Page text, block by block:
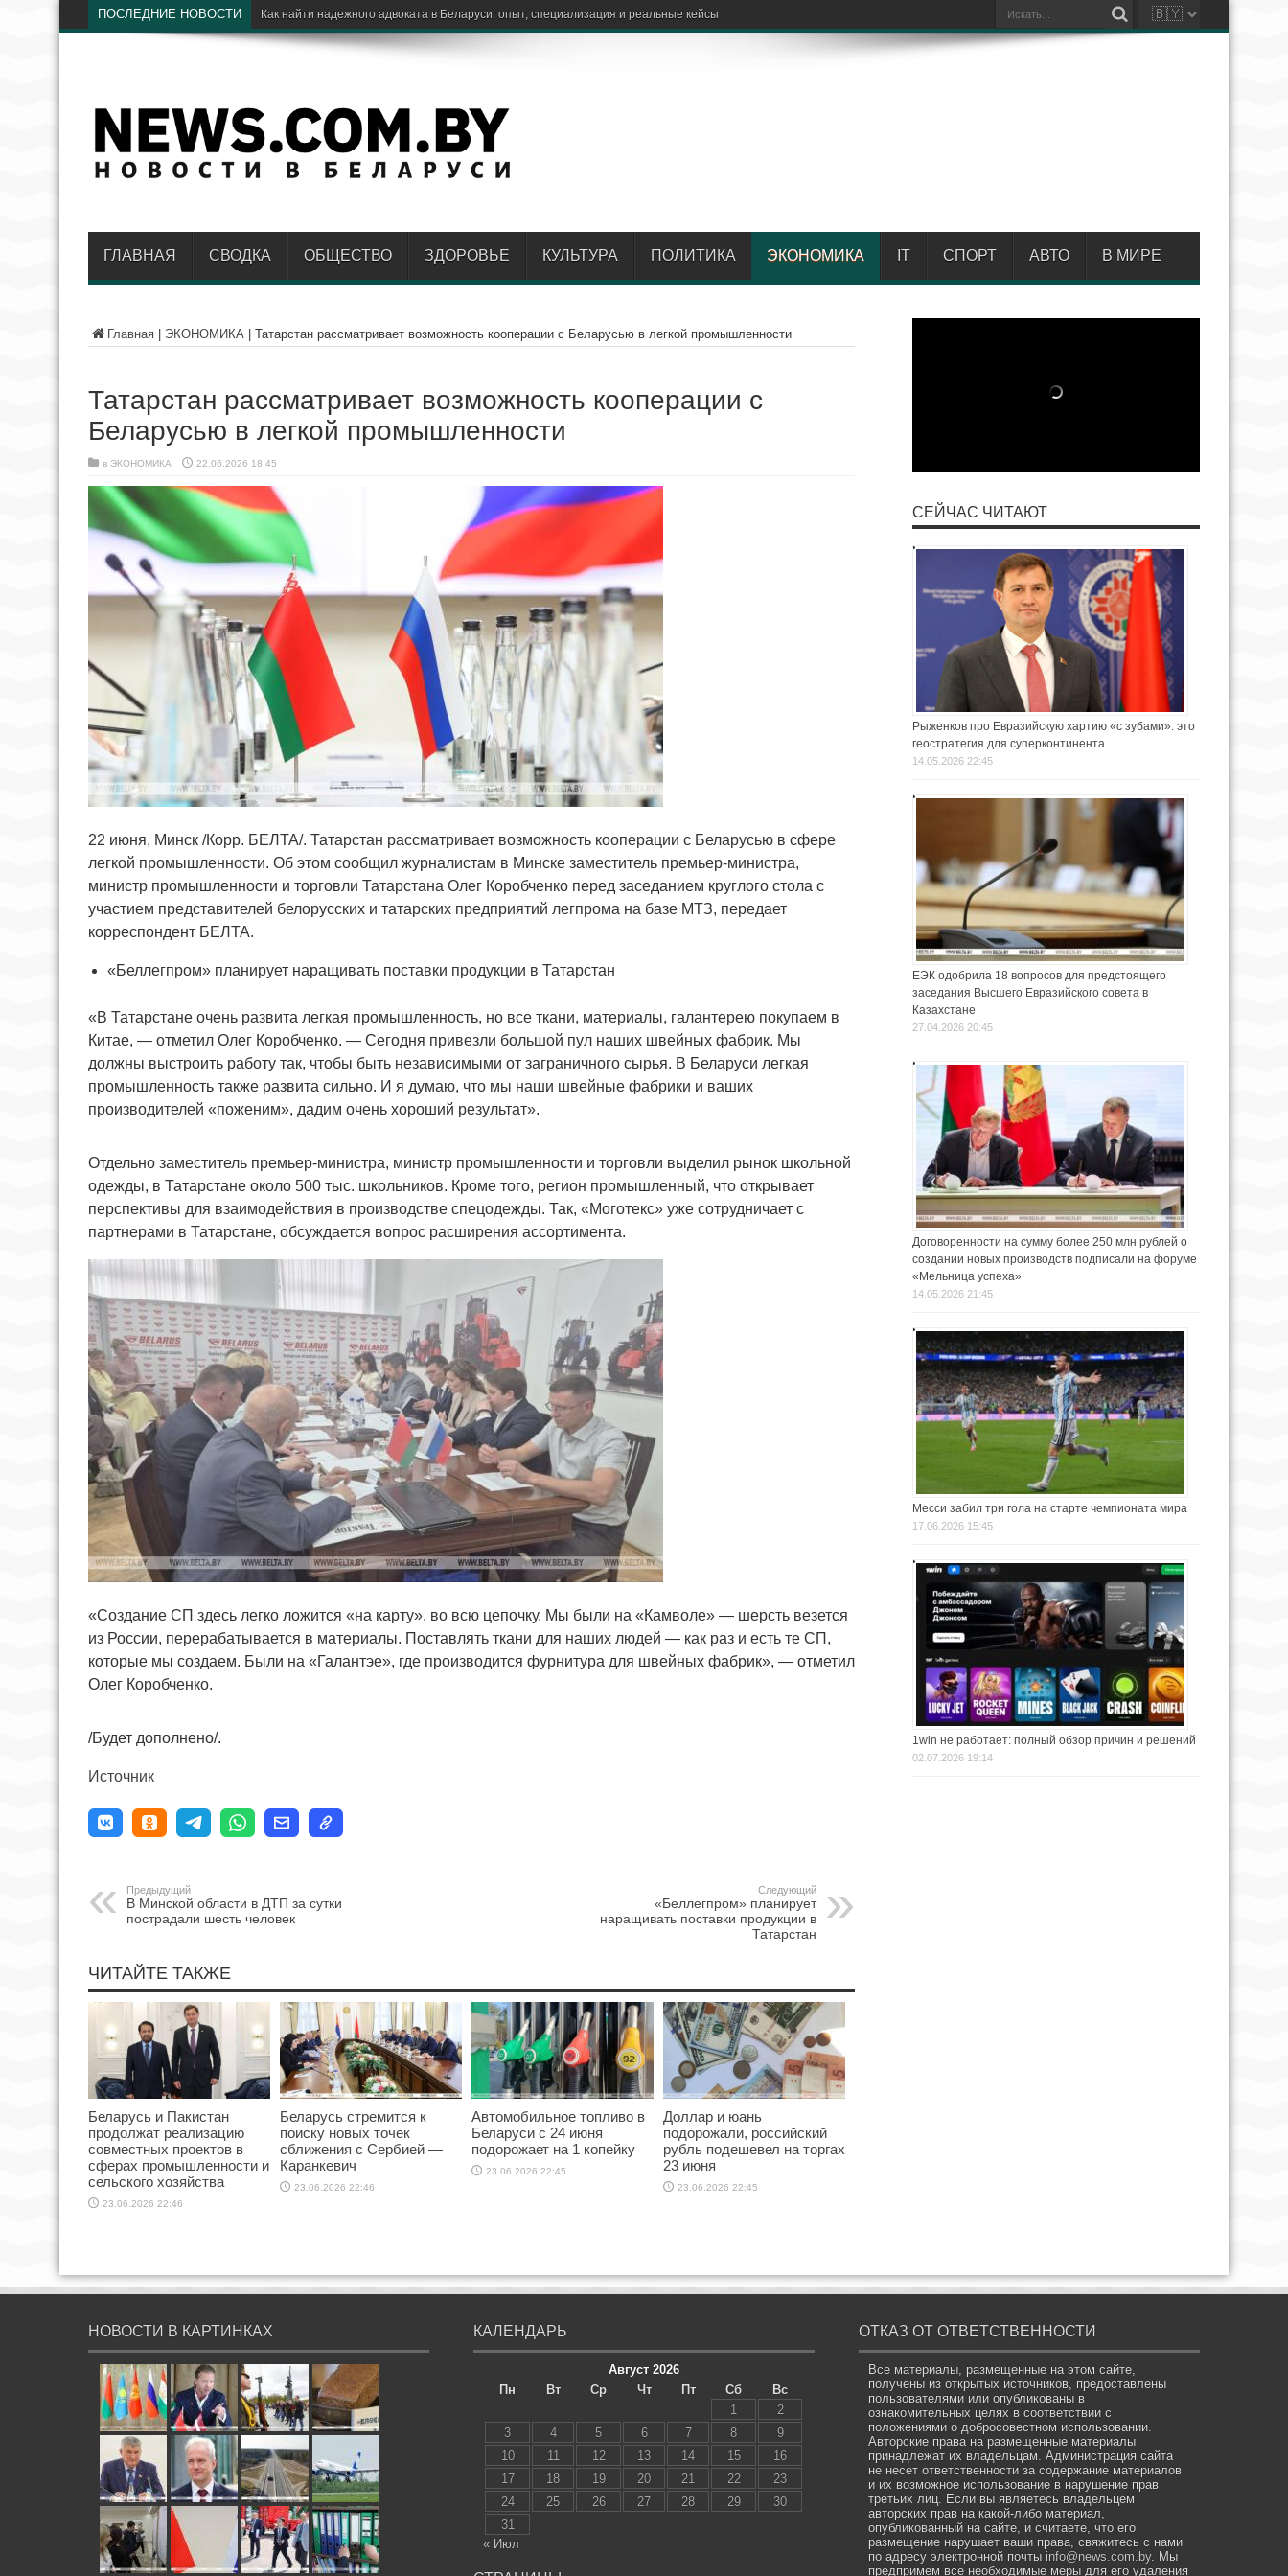
ПОСЛЕДНИЕ НОВОСТИ Электр
ГЛАВНАЯ СВОДКА ОБЩЕСТВО ЗДОРОВЬЕ КУЛЬТУРА ПОЛИТИКА ЭКОНОМИКА IT СПОРТ АВТО В МИРЕ
Главная ЭКОНОМИКА Татарстан рассматривает возможность кооперации с Беларусью в легкой промышленности
Татарстан рассматривает возможность кооперации с
Беларусью в легкой промышленности
в ЭКОНОМИКА 22.06.2026 18:45
22 июня, Минск /Корр. БЕЛТА/. Татарстан рассматривает возможность кооперации с Беларусью в сфере
легкой промышленности. Об этом сообщил журналистам в Минске заместитель премьер-министра,
министр промышленности и торговли Татарстана Олег Коробченко перед заседанием круглого стола с
участием представителей белорусских и татарских предприятий легпрома на базе МТЗ, передает
корреспондент БЕЛТА.
«Беллегпром» планирует наращивать поставки продукции в Татарстан
«В Татарстане очень развита легкая промышленность, но все ткани, материалы, галантерею покупаем в
Китае, — отметил Олег Коробченко. — Сегодня привезли большой пул наших швейных фабрик. Мы
должны выстроить работу так, чтобы быть независимыми от заграничного сырья. В Беларуси легкая
промышленность также развита сильно. И я думаю, что мы наши швейные фабрики и ваших
производителей «поженим», дадим очень хороший результат».
Отдельно заместитель премьер-министра, министр промышленности и торговли выделил рынок школьной
одежды, в Татарстане около 500 тыс. школьников. Кроме того, регион промышленный, что открывает
перспективы для взаимодействия в производстве спецодежды. Так, «Моготекс» уже сотрудничает с
партнерами в Татарстане, обсуждается вопрос расширения ассортимента.
«Создание СП здесь легко ложится «на карту», во всю цепочку. Мы были на «Камволе» — шерсть везется
из России, перерабатывается в материалы. Поставлять ткани для наших людей — как раз и есть те СП,
которые мы создаем. Были на «Галантэе», где производится фурнитура для швейных фабрик», — отметил
Олег Коробченко.
/Будет дополнено/.
Источник
Предыдущий
В Минской области в ДТП за сутки
пострадали шесть человек
Следующий
«Беллегпром» планирует
наращивать поставки продукции в
Татарстан
ЧИТАЙТЕ ТАКЖЕ
Беларусь и Пакистан
продолжат реализацию
совместных проектов в
сферах промышленности и
сельского хозяйства
23.06.2026 22:46
Беларусь стремится к
поиску новых точек
сближения с Сербией —
Каранкевич
23.06.2026 22:46
Автомобильное топливо в
Беларуси с 24 июня
подорожает на 1 копейку
23.06.2026 22:45
Доллар и юань
подорожали, российский
рубль подешевел на торгах
23 июня
23.06.2026 22:45
СЕЙЧАС ЧИТАЮТ
Рыженков про Евразийскую хартию «с зубами»: это
геостратегия для суперконтинента
14.05.2026 22:45
ЕЭК одобрила 18 вопросов для предстоящего
заседания Высшего Евразийского совета в
Казахстане
27.04.2026 20:45
Договоренности на сумму более 250 млн рублей о
создании новых производств подписали на форуме
«Мельница успеха»
14.05.2026 21:45
Месси забил три гола на старте чемпионата мира
17.06.2026 15:45
1win не работает: полный обзор причин и решений
02.07.2026 19:14
НОВОСТИ В КАРТИНКАХ КАЛЕНДАРЬ
Август 2026
Пн
Вт Ср Чт Пт Сб
Вс
1
2
3
4 5 6 7 8
9
10
11 12 13 14 15
16
17
18 19 20 21 22
23
24
25 26 27 28 29
30
31
« Июл
ОТКАЗ ОТ ОТВЕТСТВЕННОСТИ
Все материалы, размещенные на этом сайте,
получены из открытых источников, предоставлены
пользователями или опубликованы в
ознакомительных целях в соответствии с
положениями о добросовестном использовании.
Авторские права на размещенные материалы
принадлежат их владельцам. Администрация сайта
не несет ответственности за содержание материалов
и их возможное использование в нарушение прав
третьих лиц. Если вы являетесь владельцем
авторских прав на какой-либо материал,
опубликованный на сайте, и считаете, что его
размещение нарушает ваши права, свяжитесь с нами
по адресу электронной почты info@news.com.by. Мы
предпримем все необходимые меры для его удаления